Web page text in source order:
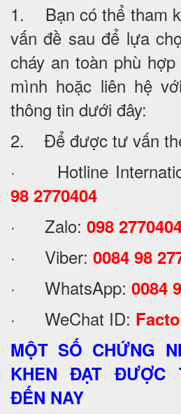
1. Bạn có thể tham
vấn đề sau để lựa
cháy an toàn phù
mình hoặc liên hệ
thông tin dưới đây:
2. Để được tư vấn
· Hotline
98 2770404
· Zalo: 098
· Viber: 0084 98
· WhatsApp: 0084
· WeChat ID:
MỘT SỐ CHỨNG
KHEN ĐẠT ĐƯỢC
ĐẾN NAY